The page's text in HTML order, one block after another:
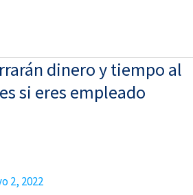
dinero y tiempo al
si eres empleado
2, 2022